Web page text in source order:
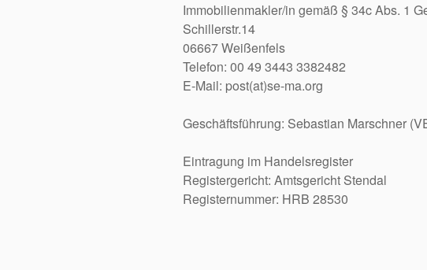
Immobilienmakler/in gemäß § 34c Abs. 1
Schillerstr.14
06667 Weißenfels
Telefon: 00 49 3443 3382482
E-Mail: post(at)se-ma.org
Geschäftsführung: Sebastian Marschner
Eintragung im Handelsregister
Registergericht: Amtsgericht Stendal
Registernummer: HRB 28530